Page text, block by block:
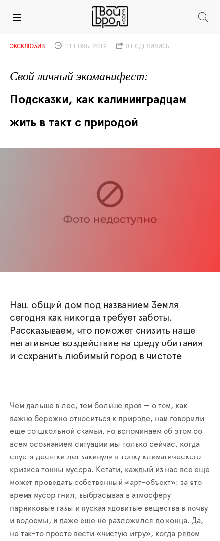
Свой личный экоманифест
Подсказки, как калининградцам
жить в такт с природой
ЭКСКЛЮЗИВ 11 НОЯБ. 2019 0 ПОДЕЛИЛИСЬ
Наш общий дом под названием Земля
сегодня как никогда требует заботы.
Рассказываем, что поможет снизить наше
негативное воздействие на среду обитания
и сохранить любимый город в чистоте
Чем дальше в лес, тем больше дров — о том, как
важно бережно относиться к природе, нам говорили
еще со школьной скамьи, но вспоминаем об этом со
всем осознанием ситуации мы только сейчас, когда
спустя десятки лет закинули в топку климатического
кризиса тонны мусора. Кстати, каждый из нас все еще
может проведать собственный «арт-объект»: за это
время мусор гнил, выбрасывая в атмосферу
парниковые газы и пуская ядовитые вещества в почву
и водоемы, и даже еще не разложился до конца. Да,
не так-то просто вести «чистую игру», когда рядом